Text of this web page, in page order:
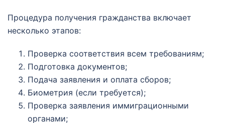
Процедура получения гражданства включает
несколько этапов:
Проверка соответствия всем требованиям;
Подготовка документов;
Подача заявления и оплата сборов;
Биометрия (если требуется);
Проверка заявления иммиграционными
органами;